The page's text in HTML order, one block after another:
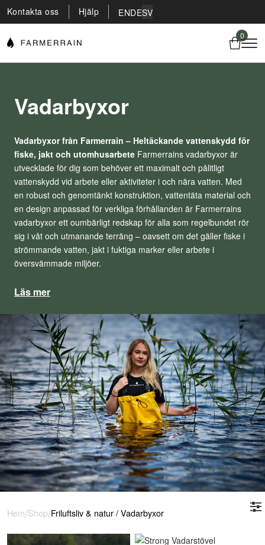
Kontakta oss Hjälp ENDESV
0
Vadarbyxor
Vadarbyxor från Farmerrain – Heltäckande vattenskydd för
fiske, jakt och utomhusarbete Farmerrains vadarbyxor är
utvecklade för dig som behöver ett maximalt och pålitligt
vattenskydd vid arbete eller aktiviteter i och nära vatten. Med
en robust och genomtänkt konstruktion, vattentäta material och
en design anpassad för verkliga förhållanden är Farmerrains
vadarbyxor ett oumbärligt redskap för alla som regelbundet rör
sig i våt och utmanande terräng – oavsett om det gäller fiske i
strömmande vatten, jakt i fuktiga marker eller arbete i
översvämmade miljöer.
Läs mer
Hem/Shop/Friluftsliv & natur/Vadarbyxor